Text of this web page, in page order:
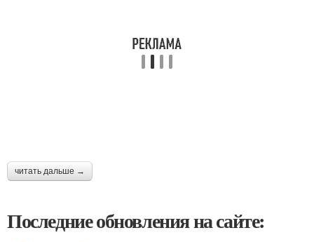
читать дальше →
Последние обновления на сайте: